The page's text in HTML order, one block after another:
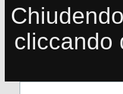
cliccando